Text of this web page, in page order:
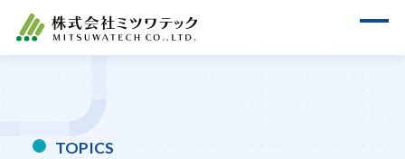
TOPICS